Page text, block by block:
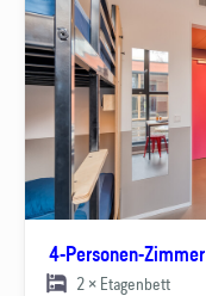
4-Personen-Zimmer
2 × Etagenbett